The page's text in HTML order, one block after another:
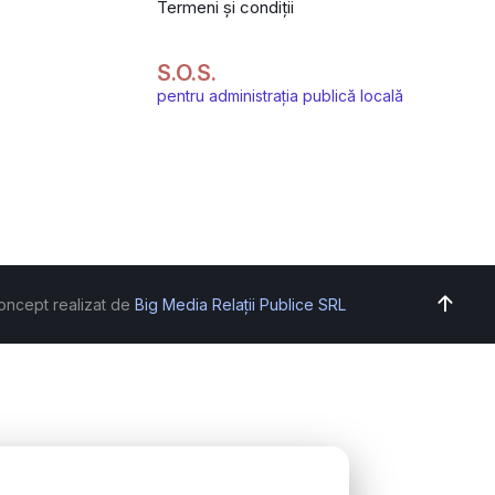
Termeni și condiții
S.O.S.
pentru administrația publică locală
realizat de Big Media Relații Publice SRL